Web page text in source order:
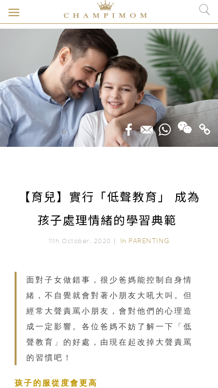
【育兒】實行「低聲教育」 成為
孩子處理情緒的學習典範
11th October, 2020｜ In PARENTING
面對子女做錯事，很少爸媽能控制自身情
緒，不自覺就會對著小朋友大吼大叫。但
經常大聲責罵小朋友，會對他們的心理造
成一定影響。各位爸媽不妨了解一下「低
聲教育」的好處，由現在起改掉大聲責罵
的習慣吧！
孩子的服從度會更高